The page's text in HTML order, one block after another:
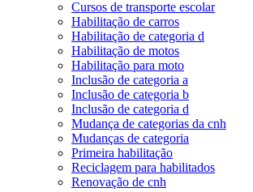
Cursos de transporte escolar
Habilitação de carros
Habilitação de categoria d
Habilitação de motos
Habilitação para moto
Inclusão de categoria a
Inclusão de categoria b
Inclusão de categoria d
Mudança de categorias da cnh
Mudanças de categoria
Primeira habilitação
Reciclagem para habilitados
Renovação de cnh